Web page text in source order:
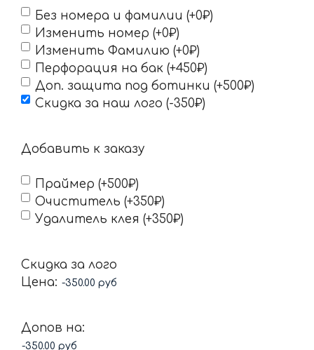
Без номера и фамилии (+0₽)
Изменить номер (+0₽)
Изменить Фамилию (+0₽)
Перфорация на бак (+450₽)
Доп. защита под ботинки (+500₽)
Скидка за наш лого (-350₽)
Добавить к заказу
Праймер (+500₽)
Очиститель (+350₽)
Удалитель клея (+350₽)
Скидка за лого
Цена:
Допов на: